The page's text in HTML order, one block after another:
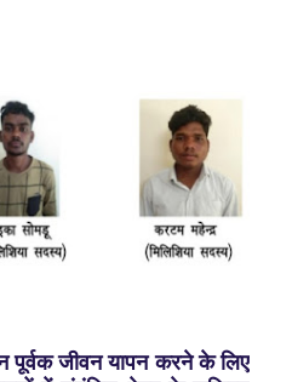
पूर्वक जीवन यापन करने के लिए